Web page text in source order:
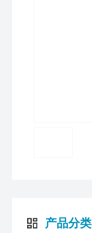
产品分类